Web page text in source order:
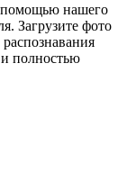
помощью нашего
Загрузите фото
полностью